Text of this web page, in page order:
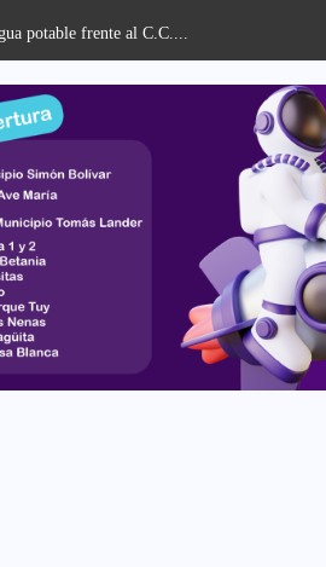
Acto de Grado...